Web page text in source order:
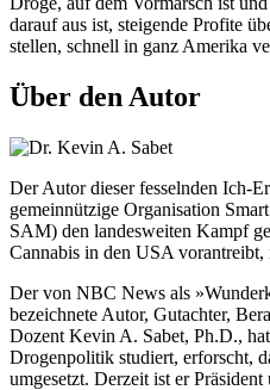
darauf aus ist, steigende Profite
stellen, schnell in ganz Amerika
Über den Autor
Der Autor dieser fesselnden Ich-
gemeinnützige Organisation
SAM) den landesweiten Kampf
Cannabis in den USA
Der von NBC News als
bezeichnete Autor, Gutachter,
Dozent Kevin A. Sabet, Ph.D.,
Drogenpolitik studiert, erforscht,
umgesetzt. Derzeit ist er